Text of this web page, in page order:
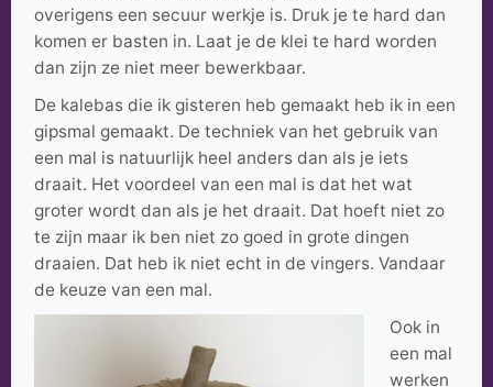
overigens een secuur werkje is. Druk je te hard dan
komen er basten in. Laat je de klei te hard worden
dan zijn ze niet meer bewerkbaar.
De kalebas die ik gisteren heb gemaakt heb ik in een
gipsmal gemaakt. De techniek van het gebruik van
een mal is natuurlijk heel anders dan als je iets
draait. Het voordeel van een mal is dat het wat
groter wordt dan als je het draait. Dat hoeft niet zo
te zijn maar ik ben niet zo goed in grote dingen
draaien. Dat heb ik niet echt in de vingers. Vandaar
de keuze van een mal.
Ook in
een mal
werken